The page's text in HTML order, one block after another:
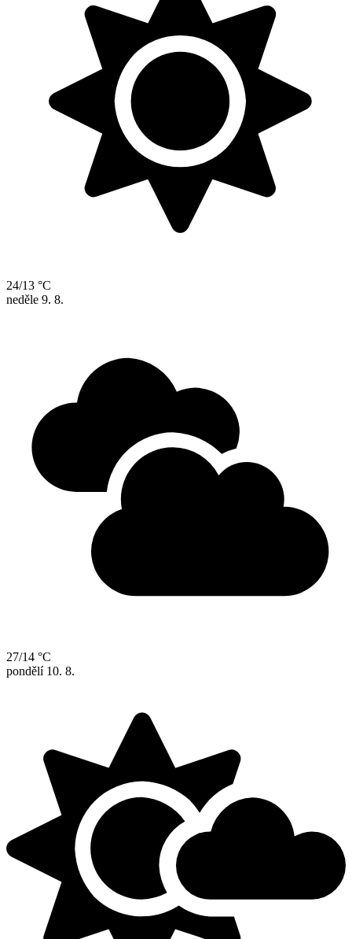
24/13 °C
neděle 9. 8.
27/14 °C
pondělí 10. 8.